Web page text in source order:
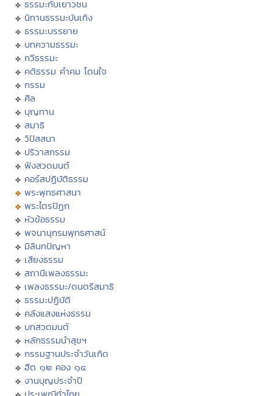
ธรรมะกับเยาวชน
นิทานธรรมะบันเทิง
ธรรมะบรรยาย
บทความธรรมะ
กวีธรรมะ
คติธรรม คำคม โดนใจ
กรรม
ศีล
บุญทาน
สมาธิ
วิปัสสนา
ปริวาสกรรม
ฟังสวดมนต์
คอร์สปฏิบัติธรรม
พระพุทธศาสนา
พระไตรปิฏก
หัวข้อธรรม
พจนานุกรมพุทธศาสน์
มิลินทปัญหา
เสียงธรรม
สถานีเพลงธรรมะ
เพลงธรรมะ/ดนตรีสมาธิ
ธรรมะปฏิบัติ
คลังแสงแห่งธรรม
บทสวดมนต์
หลักธรรมนำสุขฯ
กรรมฐานประจำวันเกิด
ฮีต ๑๒ คอง ๑๔
งานบุญประจำปี